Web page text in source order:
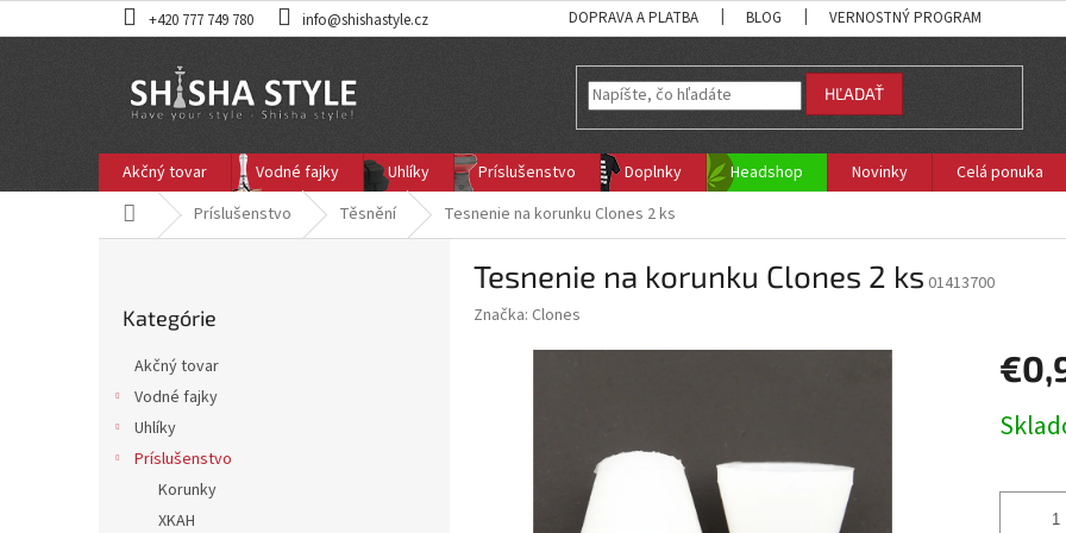
na
+420 777 749 780 info@shishastyle.cz DOPRAVA A PLATBA BLOG VERNOSTNÝ PROGRAM
HĽADAŤ
Akčný tovar Vodné fajky Uhlíky Príslušenstvo Doplnky Headshop Novinky Celá ponuka
DomovPríslušenstvo Těsnění Tesnenie na korunku Clones 2 ks
kategórie
Kategórie
Akčný tovar
Vodné fajky
Uhlíky
Príslušenstvo
Korunky
XKAH
Tesnenie na korunku Clones 2 ks 01413700
Značka: Clones
cena: